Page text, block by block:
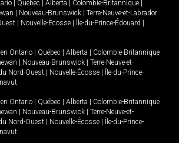
| Québec | Alberta | Colombie-Britannique |
| Nouveau-Brunswick | Terre-Neuve-et-Labrador
| Nouvelle-Écosse | Île-du-Prince-Édouard |
Ontario | Québec | Alberta | Colombie-Britannique
| Nouveau-Brunswick | Terre-Neuve-et-
Nord-Ouest | Nouvelle-Écosse | Île-du-Prince-
Ontario | Québec | Alberta | Colombie-Britannique
| Nouveau-Brunswick | Terre-Neuve-et-
Nord-Ouest | Nouvelle-Écosse | Île-du-Prince-